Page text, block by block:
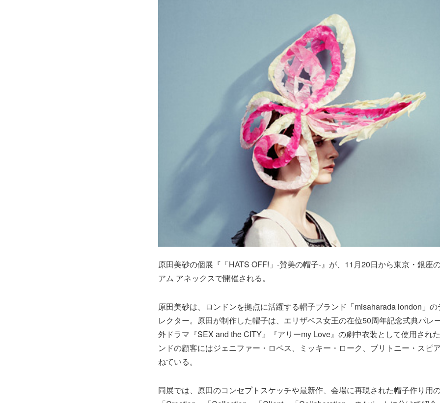
原田美砂の個展『「HATS OFF!」-賛美の帽子-』が、11月20日から東京・銀座
アム アネックスで開催される。
原田美砂は、ロンドンを拠点に活躍する帽子ブランド「misaharada london」
レクター。原田が制作した帽子は、エリザベス女王の在位50周年記念式典パレ
外ドラマ『SEX and the CITY』『アリーmy Love』の劇中衣装として使用され
ンドの顧客にはジェニファー・ロペス、ミッキー・ローク、ブリトニー・スピ
ねている。
同展では、原田のコンセプトスケッチや最新作、会場に再現された帽子作り用